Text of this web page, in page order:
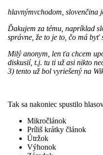
hlavnýmvchodom,
Ďakujem za tému, napríklad
správne, že to je to, čo má byť
Milý anonym, len ťa chcem
diskusií, t.j. tu ti už asi nikto
3) tento už bol vyriešený na
Tak sa nakoniec spustilo
Mikročlánok
Príliš krátky článok
Útržok
Výhonok